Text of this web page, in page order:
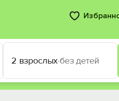
2 взрослых·без детей